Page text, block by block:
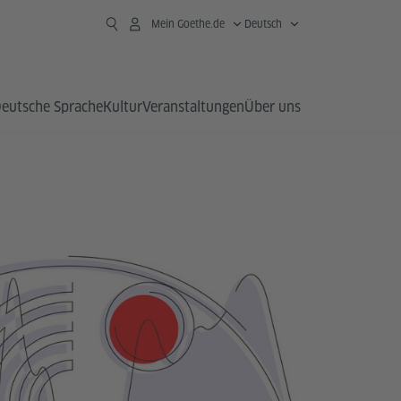
Mein Goethe.de Deutsch
SpracheKulturVeranstaltungenÜber uns